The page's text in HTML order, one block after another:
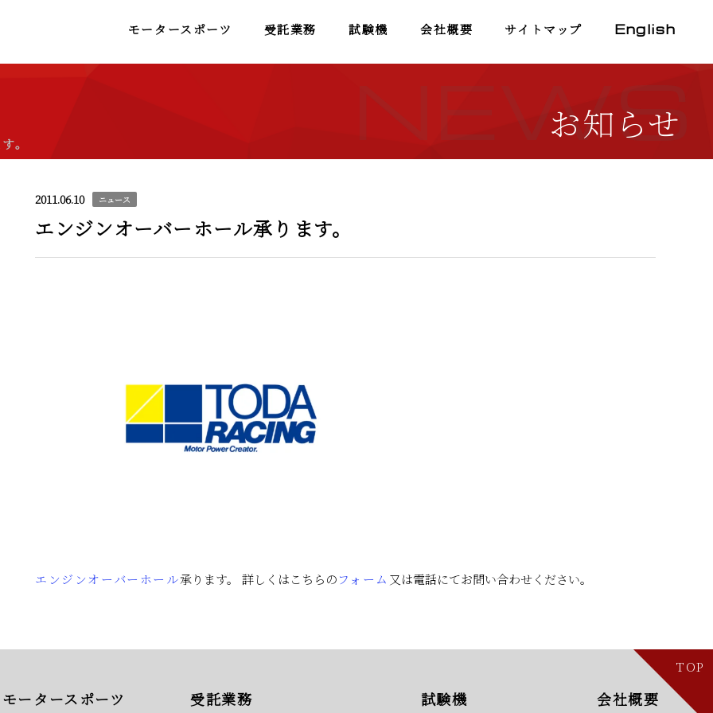
モータースポーツ 受託業務 試験機 会社概要 サイトマップ English
お知らせ
NEWS
。
2011.06.10 ニュース
エンジンオーバーホール承ります。
エンジンオーバーホール承ります。 詳しくはこちらのフォーム 又は電話にてお問い合わせください。
モータースポーツ 受託業務 試験機 会社概要
TOP